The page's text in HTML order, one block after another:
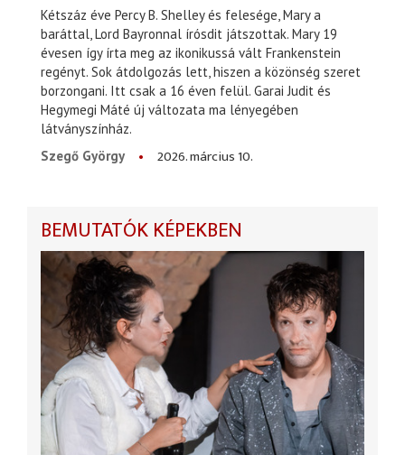
Kétszáz éve Percy B. Shelley és felesége, Mary a
baráttal, Lord Bayronnal írósdit játszottak. Mary 19
évesen így írta meg az ikonikussá vált Frankenstein
regényt. Sok átdolgozás lett, hiszen a közönség szeret
borzongani. Itt csak a 16 éven felül. Garai Judit és
Hegymegi Máté új változata ma lényegében
látványszínház.
Szegő György
2026. március 10.
BEMUTATÓK KÉPEKBEN